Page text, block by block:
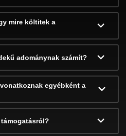
mire költitek a
adománynak számít?
egyébként a